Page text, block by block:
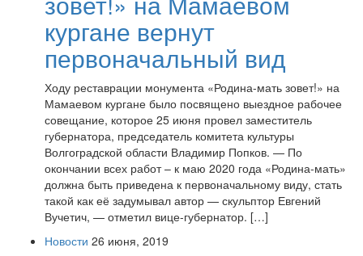
кургане вернут
первоначальный вид
Ходу реставрации монумента «Родина-мать зовет!» на
Мамаевом кургане было посвящено выездное рабочее
совещание, которое 25 июня провел заместитель
губернатора, председатель комитета культуры
Волгоградской области Владимир Попков. — По
окончании всех работ – к маю 2020 года «Родина-мать»
должна быть приведена к первоначальному виду, стать
такой как её задумывал автор — скульптор Евгений
Вучетич, — отметил вице-губернатор. […]
Новости 26 июня, 2019